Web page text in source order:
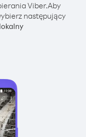
Viber.Aby
następujący